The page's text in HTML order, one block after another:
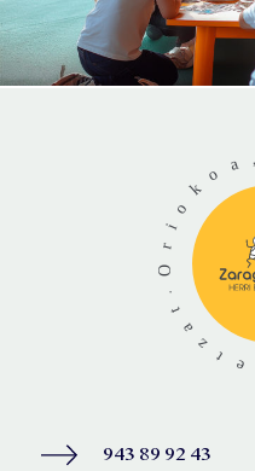
943 89 92 43